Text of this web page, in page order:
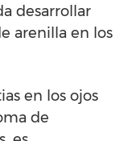
desarrollar
arenilla en los
en los ojos
de